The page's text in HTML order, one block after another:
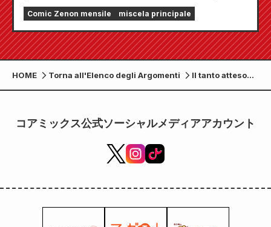
Il numero di settembre 2026 di "Monthly
Comic Zenon" sarà in vendita dal 24 luglio!!
Comic Zenon mensile miscela principale
HOME Torna all'Elenco degli Argomenti
Il tanto atteso
revival dello
the Cat's Eye"
una replica in
コアミックス公式ソーシャルメディアアカウント